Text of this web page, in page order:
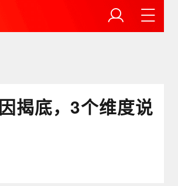
揭底，3个维度说